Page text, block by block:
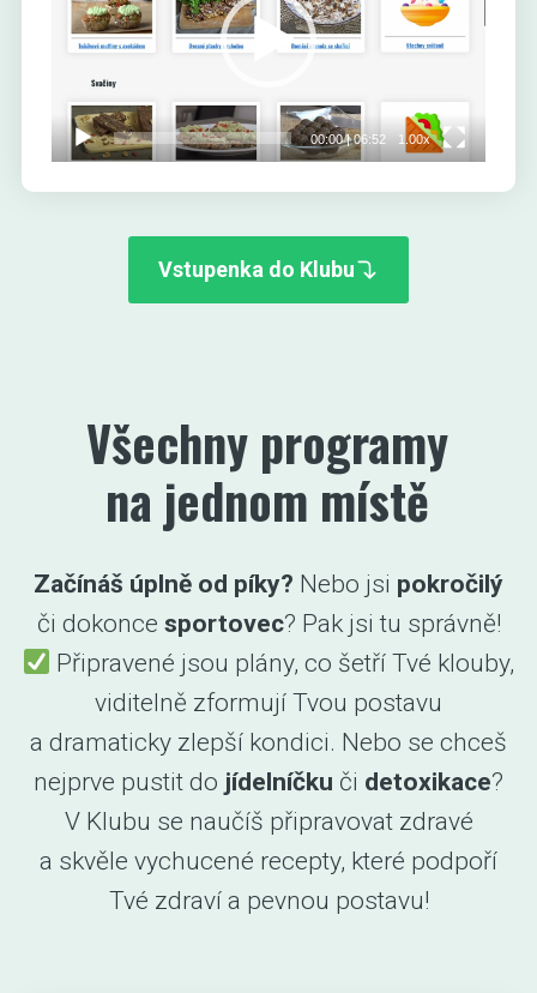
00:00|06:52 1.00x
Vstupenka do Klubu
Všechny programy
na jednom místě
Začínáš úplně od píky? Nebo jsi pokročilý
či dokonce sportovec? Pak jsi tu správně!
Připravené jsou plány, co šetří Tvé klouby,
viditelně zformují Tvou postavu
a dramaticky zlepší kondici. Nebo se chceš
nejprve pustit do jídelníčku či detoxikace?
V Klubu se naučíš připravovat zdravé
a skvěle vychucené recepty, které podpoří
Tvé zdraví a pevnou postavu!